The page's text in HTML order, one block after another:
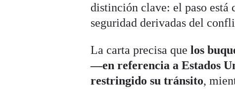
distinción clave: el paso está
seguridad derivadas del
La carta precisa quelos
—en referencia a Estados
restringido su tránsito,